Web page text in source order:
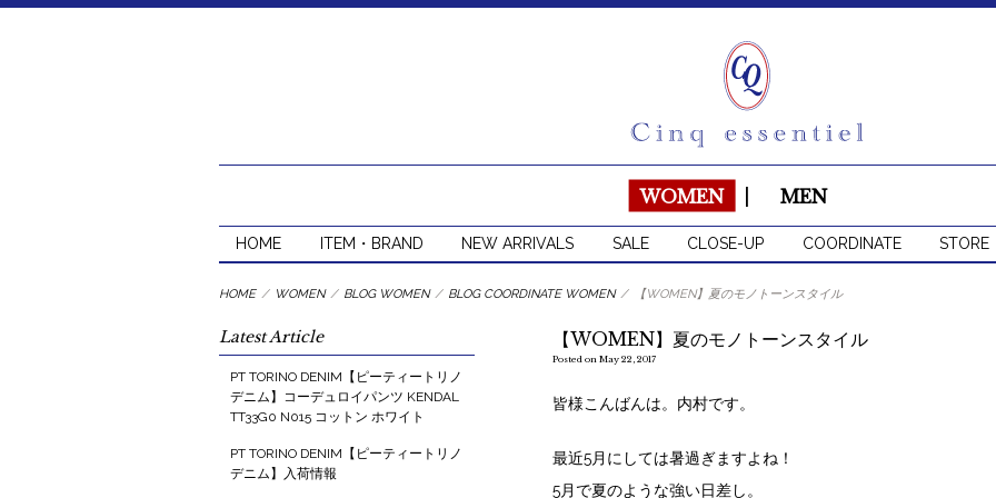
WOMEN MEN
HOME ITEM・BRAND NEW ARRIVALS SALE CLOSE-UP COORDINATE STORE
HOME / WOMEN / BLOG WOMEN / BLOG COORDINATE WOMEN / 【WOMEN】夏のモノトーンスタイル
【WOMEN】夏のモノトーンスタイル
Posted on May 22, 2017
皆様こんばんは。内村です。
最近5月にしては暑過ぎますよね！
5月で夏のような強い日差し。
Latest Article
PT TORINO DENIM【ピーティートリノ
デニム】コーデュロイパンツ KENDAL
TT33G0 N015 コットン ホワイト
PT TORINO DENIM【ピーティートリノ
デニム】入荷情報